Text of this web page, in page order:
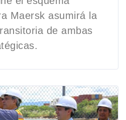
Maersk asumirá la
de ambas